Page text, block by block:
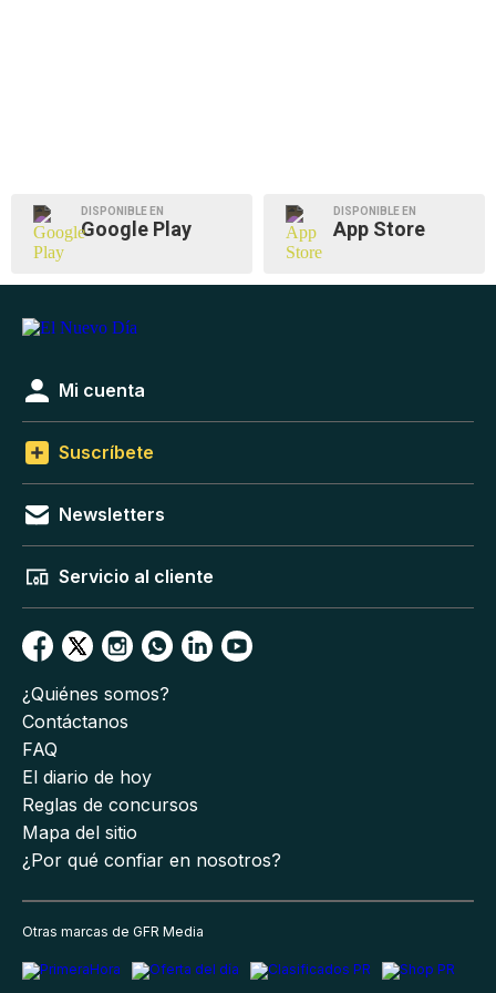
DISPONIBLE EN
Google Play
DISPONIBLE EN
App Store
Mi cuenta
Suscríbete
Newsletters
Servicio al cliente
¿Quiénes somos?
Contáctanos
FAQ
El diario de hoy
Reglas de concursos
Mapa del sitio
¿Por qué confiar en nosotros?
Otras marcas de GFR Media